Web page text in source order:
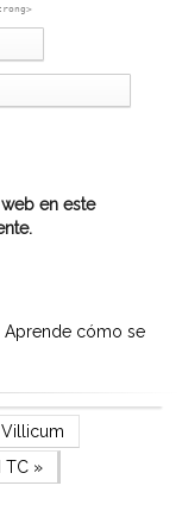
en este
Aprende cómo se
Villicum
TC»